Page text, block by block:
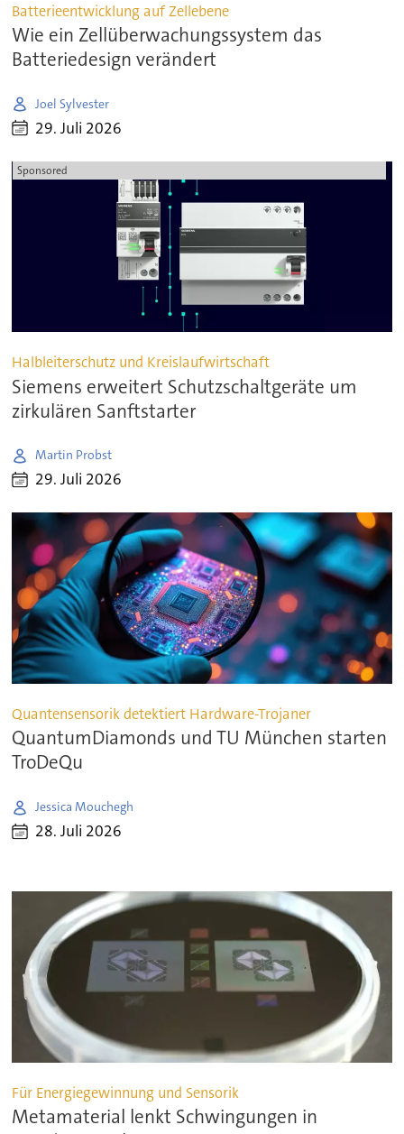
Batterieentwicklung auf Zellebene
Wie ein Zellüberwachungssystem das
Batteriedesign verändert
Joel Sylvester
29. Juli 2026
Sponsored
Halbleiterschutz und Kreislaufwirtschaft
Siemens erweitert Schutzschaltgeräte um
zirkulären Sanftstarter
Martin Probst
29. Juli 2026
Quantensensorik detektiert Hardware-Trojaner
QuantumDiamonds und TU München starten
TroDeQu
Jessica Mouchegh
28. Juli 2026
Für Energiegewinnung und Sensorik
Metamaterial lenkt Schwingungen in